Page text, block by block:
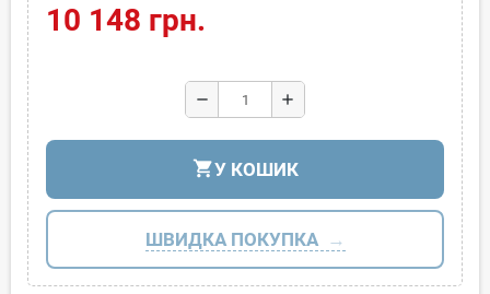
10 148 грн.
remove add
shopping_cartУ КОШИК
ШВИДКА ПОКУПКА